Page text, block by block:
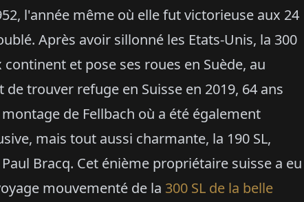
l'année même où elle fut victorieuse aux 24
Après avoir sillonné les Etats-Unis, la 300
et pose ses roues en Suède, au
trouver refuge en Suisse en 2019, 64 ans
de Fellbach où a été également
mais tout aussi charmante, la 190 SL,
Bracq. Cet énième propriétaire suisse a eu
mouvementé de la 300 SL de la belle